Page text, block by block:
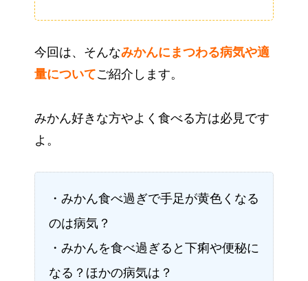
今回は、そんなみかんにまつわる病気や適
量についてご紹介します。
みかん好きな方やよく食べる方は必見です
よ。
・みかん食べ過ぎで手足が黄色くなる
のは病気？
・みかんを食べ過ぎると下痢や便秘に
なる？ほかの病気は？